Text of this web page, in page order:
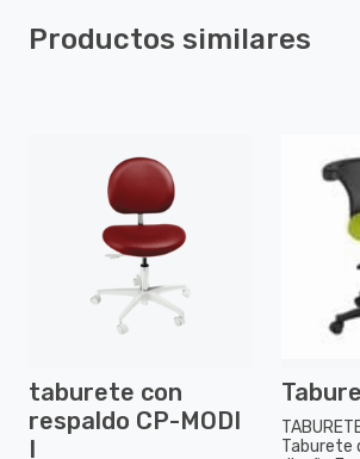
Productos similares
taburete con
respaldo CP-MODI
I
Taburete